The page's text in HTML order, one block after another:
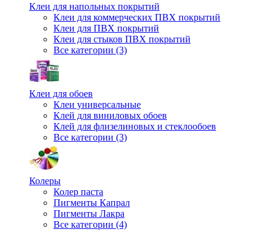
Клеи для напольных покрытий
Клеи для коммерческих ПВХ покрытий
Клеи для ПВХ покрытий
Клеи для стыков ПВХ покрытий
Все категории (3)
Клеи для обоев
Клеи универсальные
Клей для виниловых обоев
Клей для флизелиновых и стеклообоев
Все категории (3)
Колеры
Колер паста
Пигменты Капрал
Пигменты Лакра
Все категории (4)